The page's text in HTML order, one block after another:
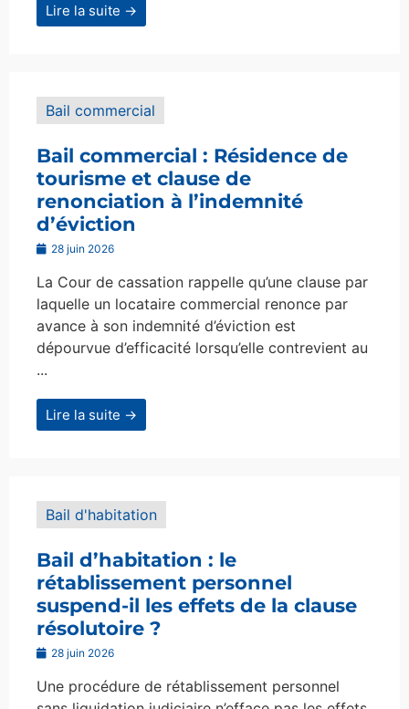
Lire la suite →
Bail commercial
Bail commercial : Résidence de
tourisme et clause de
renonciation à l’indemnité
d’éviction
28 juin 2026
La Cour de cassation rappelle qu’une clause par
laquelle un locataire commercial renonce par
avance à son indemnité d’éviction est
dépourvue d’efficacité lorsqu’elle contrevient au
...
Lire la suite →
Bail d'habitation
Bail d’habitation : le
rétablissement personnel
suspend-il les effets de la clause
résolutoire ?
28 juin 2026
Une procédure de rétablissement personnel